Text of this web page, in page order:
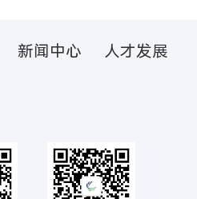
新闻中心
人才发展